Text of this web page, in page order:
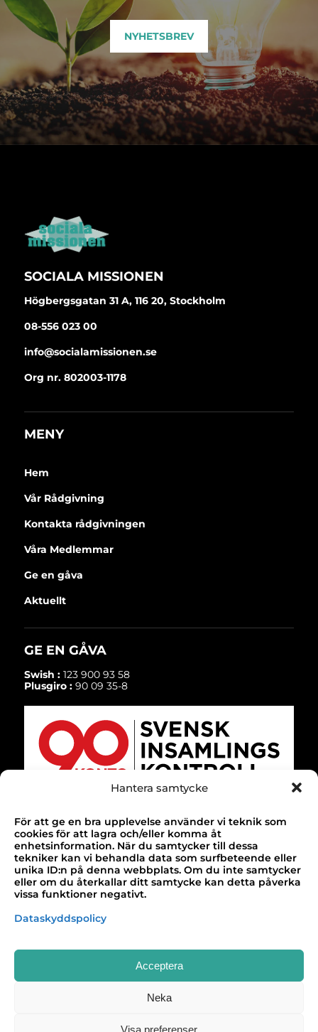
Hantera samtycke
För att ge en bra upplevelse använder vi teknik som
cookies för att lagra och/eller komma åt
enhetsinformation. När du samtycker till dessa
tekniker kan vi behandla data som surfbeteende eller
unika ID:n på denna webbplats. Om du inte samtycker
eller om du återkallar ditt samtycke kan detta påverka
vissa funktioner negativt.
Dataskyddspolicy
Acceptera
Neka
Visa preferenser
NYHETSBREV
SOCIALA MISSIONEN
Högbergsgatan 31 A, 116 20, Stockholm
08-556 023 00
info@socialamissionen.se
Org nr. 802003-1178
MENY
Hem
Vår Rådgivning
Kontakta rådgivningen
Våra Medlemmar
Ge en gåva
Aktuellt
GE EN GÅVA
Swish :123 900 93 58
Plusgiro :90 09 35-8
TACK!
Till alla våra bidragsgivare som gör vårt
arbete möjligt!
SELECT LANGUAGE▼
Design & webbutveckling av